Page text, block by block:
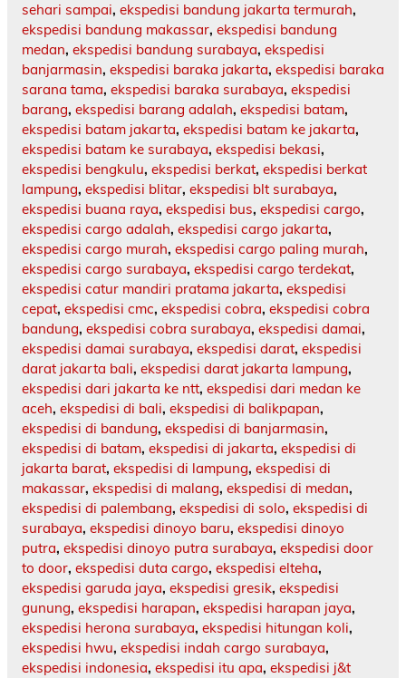
sehari sampai, ekspedisi bandung jakarta termurah,
ekspedisi bandung makassar, ekspedisi bandung
medan, ekspedisi bandung surabaya, ekspedisi
banjarmasin, ekspedisi baraka jakarta, ekspedisi baraka
sarana tama, ekspedisi baraka surabaya, ekspedisi
barang, ekspedisi barang adalah, ekspedisi batam,
ekspedisi batam jakarta, ekspedisi batam ke jakarta,
ekspedisi batam ke surabaya, ekspedisi bekasi,
ekspedisi bengkulu, ekspedisi berkat, ekspedisi berkat
lampung, ekspedisi blitar, ekspedisi blt surabaya,
ekspedisi buana raya, ekspedisi bus, ekspedisi cargo,
ekspedisi cargo adalah, ekspedisi cargo jakarta,
ekspedisi cargo murah, ekspedisi cargo paling murah,
ekspedisi cargo surabaya, ekspedisi cargo terdekat,
ekspedisi catur mandiri pratama jakarta, ekspedisi
cepat, ekspedisi cmc, ekspedisi cobra, ekspedisi cobra
bandung, ekspedisi cobra surabaya, ekspedisi damai,
ekspedisi damai surabaya, ekspedisi darat, ekspedisi
darat jakarta bali, ekspedisi darat jakarta lampung,
ekspedisi dari jakarta ke ntt, ekspedisi dari medan ke
aceh, ekspedisi di bali, ekspedisi di balikpapan,
ekspedisi di bandung, ekspedisi di banjarmasin,
ekspedisi di batam, ekspedisi di jakarta, ekspedisi di
jakarta barat, ekspedisi di lampung, ekspedisi di
makassar, ekspedisi di malang, ekspedisi di medan,
ekspedisi di palembang, ekspedisi di solo, ekspedisi di
surabaya, ekspedisi dinoyo baru, ekspedisi dinoyo
putra, ekspedisi dinoyo putra surabaya, ekspedisi door
to door, ekspedisi duta cargo, ekspedisi elteha,
ekspedisi garuda jaya, ekspedisi gresik, ekspedisi
gunung, ekspedisi harapan, ekspedisi harapan jaya,
ekspedisi herona surabaya, ekspedisi hitungan koli,
ekspedisi hwu, ekspedisi indah cargo surabaya,
ekspedisi indonesia, ekspedisi itu apa, ekspedisi j&t